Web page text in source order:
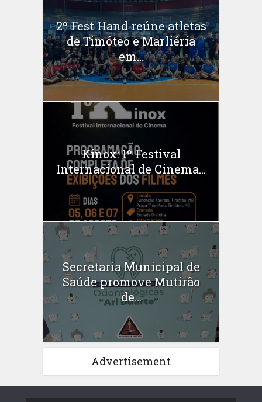
2º Fest Hand reúne atletas
de Timóteo e Marliéria
em...
Kinox: 1º Festival
Internacional de Cinema...
Secretaria Municipal de
Saúde promove Mutirão
de...
Advertisement